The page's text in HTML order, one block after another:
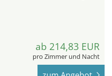
ab 214,83 EUR
pro Zimmer und Nacht